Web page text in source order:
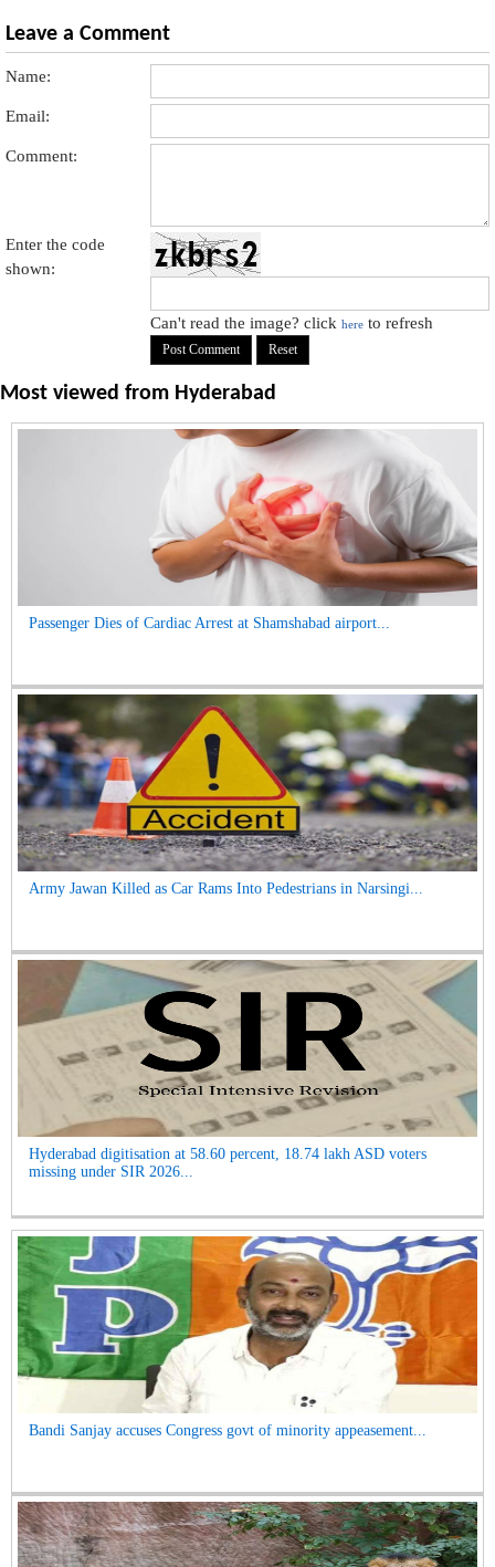
Leave a Comment
Name:
Email:
Comment:
Enter the code
shown:
Can't read the image? clickhere to refresh
Most viewed from Hyderabad
Passenger Dies of Cardiac Arrest at Shamshabad airport...
Army Jawan Killed as Car Rams Into Pedestrians in Narsingi...
Hyderabad digitisation at 58.60 percent, 18.74 lakh ASD voters
missing under SIR 2026...
Bandi Sanjay accuses Congress govt of minority appeasement...